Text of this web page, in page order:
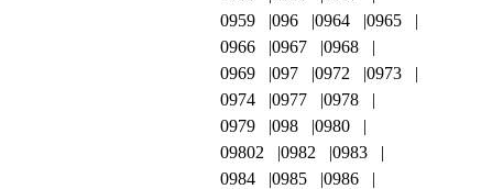
0959
096 0964
0965
0966
0967
0968
0969
097 0972
0973
0974
0977
0978
0979
098
0980
09802
0982
0983
0984
0985
0986